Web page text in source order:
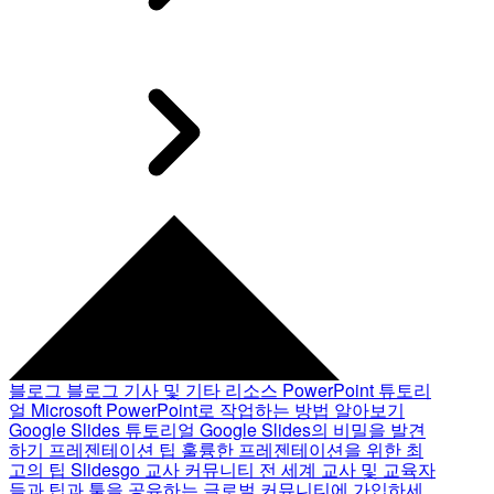
블로그 블로그 기사 및 기타 리소스 PowerPoint 튜토리
얼 Microsoft PowerPoint로 작업하는 방법 알아보기
Google Slides 튜토리얼 Google Slides의 비밀을 발견
하기 프레젠테이션 팁 훌륭한 프레젠테이션을 위한 최
고의 팁 Slidesgo 교사 커뮤니티 전 세계 교사 및 교육자